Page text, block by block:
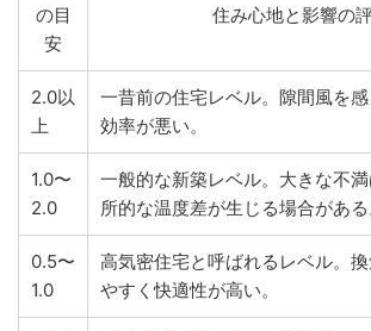
の目
安
住み心地と影響の
2.0以
上
一昔前の住宅レベル。隙間風を
効率が悪い。
1.0〜
2.0
一般的な新築レベル。大きな不
所的な温度差が生じる場合がある
0.5〜
1.0
高気密住宅と呼ばれるレベル。
やすく快適性が高い。